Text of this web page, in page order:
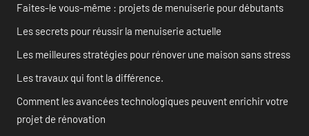
Faites-le vous-même : projets de menuiserie pour débutants
Les secrets pour réussir la menuiserie actuelle
Les meilleures stratégies pour rénover une maison sans stress
Les travaux qui font la différence.
Comment les avancées technologiques peuvent enrichir votre
projet de rénovation